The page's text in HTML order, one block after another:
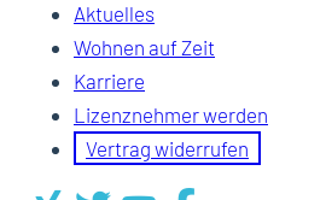
Aktuelles
Wohnen auf Zeit
Karriere
Lizenznehmer werden
Vertrag widerrufen